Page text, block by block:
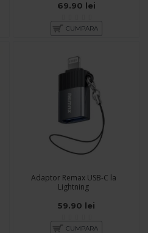
69.90 lei
CUMPARA
Adaptor Remax USB-C la
Lightning
59.90 lei
CUMPARA